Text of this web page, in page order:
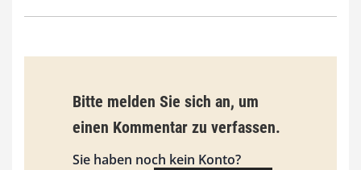
Bitte melden Sie sich an, um
einen Kommentar zu verfassen.
Sie haben noch kein Konto?